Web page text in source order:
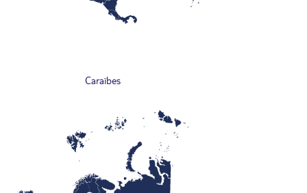
Caraïbes